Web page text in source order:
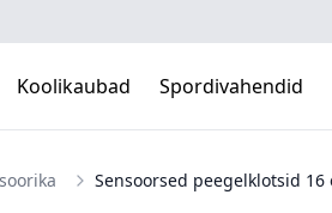
Koolikaubad Spordivahendid
Sensoorsed peegelklotsid 16